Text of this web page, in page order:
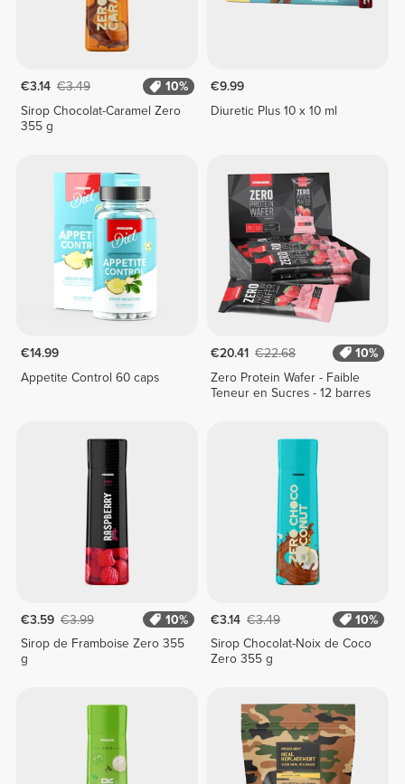
€3.14 €3.49
10%
Sirop Chocolat-Caramel Zero
355 g
€9.99
Diuretic Plus 10 x 10 ml
€14.99
Appetite Control 60 caps
€20.41 €22.68
10%
Zero Protein Wafer - Faible
Teneur en Sucres - 12 barres
€3.59 €3.99
10%
Sirop de Framboise Zero 355
g
€3.14 €3.49
10%
Sirop Chocolat-Noix de Coco
Zero 355 g